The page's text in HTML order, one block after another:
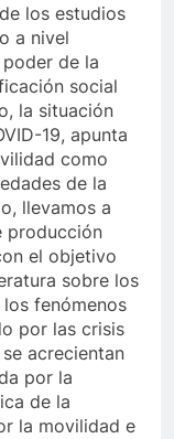
los estudios
a nivel
de la
social
la situación
19, apunta
como
de la
llevamos a
producción
el objetivo
sobre los
fenómenos
por las crisis
acrecientan
por la
de la
la movilidad e